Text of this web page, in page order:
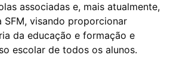
associadas e, mais atualmente,
SFM, visando proporcionar
da educação e formação e
escolar de todos os alunos.